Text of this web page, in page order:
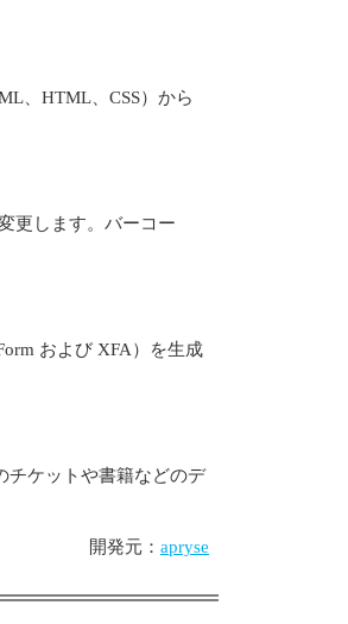
、HTML、CSS）から
更します。バーコー
および XFA）を生成
チケットや書籍などのデ
開発元： apryse